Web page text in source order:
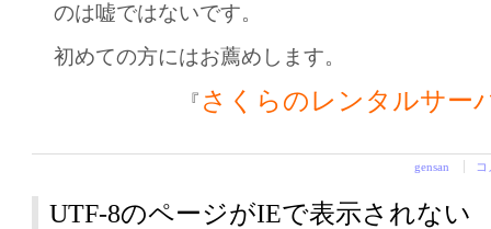
のは嘘ではないです。
初めての方にはお薦めします。
『 さくらのレンタルサー
gensan
UTF-8のページがIEで表示されない